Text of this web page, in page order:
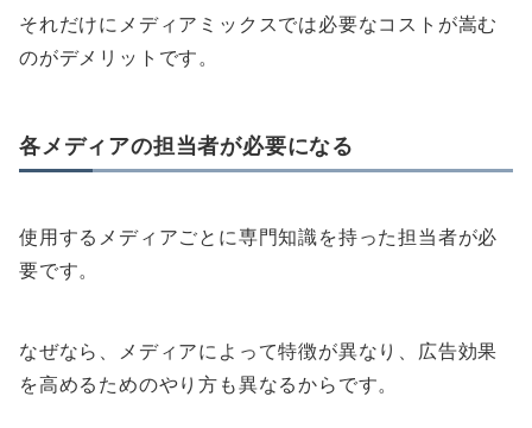
それだけにメディアミックスでは必要なコストが嵩む
のがデメリットです。
各メディアの担当者が必要になる
使用するメディアごとに専門知識を持った担当者が必
要です。
なぜなら、メディアによって特徴が異なり、広告効果
を高めるためのやり方も異なるからです。